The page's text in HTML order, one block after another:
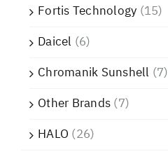
Fortis Technology (15)
Daicel (6)
Chromanik Sunshell (7)
Other Brands(7)
HALO (26)